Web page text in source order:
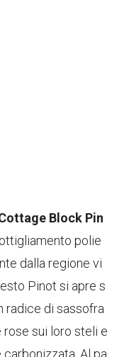
Block Pin
polie
dalla regione vi
Pinot si apre s
radice di sassofra
sui loro steli e
Al pa